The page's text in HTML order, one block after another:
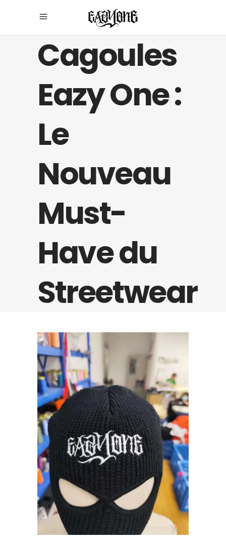
Cagoules
Eazy One :
Le
Nouveau
Must-
Have du
Streetwear